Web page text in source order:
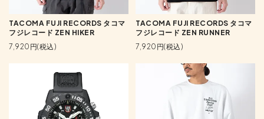
TACOMA FUJI RECORDS タコマ
フジレコード ZEN HIKER
7,920円(税込)
TACOMA FUJI RECORDS タコマ
フジレコード ZEN RUNNER
7,920円(税込)